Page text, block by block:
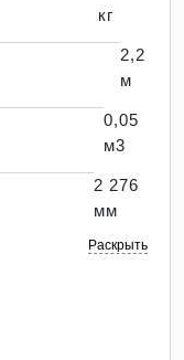
кг
2,2
м
0,05
м3
2 276
мм
Раскрыть